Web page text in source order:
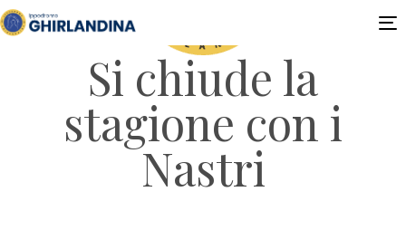
Si chiude la
stagione con i
Nastri